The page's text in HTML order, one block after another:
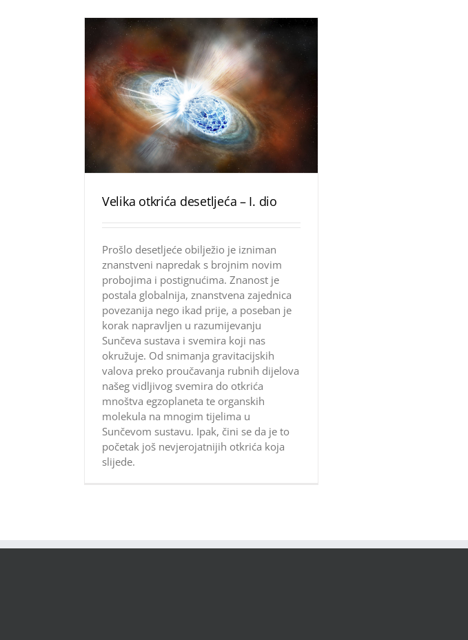
Velika otkrića desetljeća – I. dio
Prošlo desetljeće obilježio je izniman
znanstveni napredak s brojnim novim
probojima i postignućima. Znanost je
postala globalnija, znanstvena zajednica
povezanija nego ikad prije, a poseban je
korak napravljen u razumijevanju
Sunčeva sustava i svemira koji nas
okružuje. Od snimanja gravitacijskih
valova preko proučavanja rubnih dijelova
našeg vidljivog svemira do otkrića
mnoštva egzoplaneta te organskih
molekula na mnogim tijelima u
Sunčevom sustavu. Ipak, čini se da je to
početak još nevjerojatnijih otkrića koja
slijede.